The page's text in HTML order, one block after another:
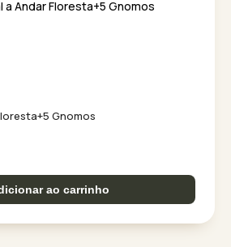
Gnomos
ao carrinho